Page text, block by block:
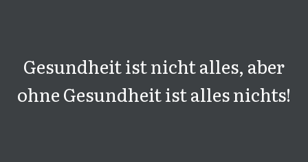
Gesundheit ist nicht alles, aber
ohne Gesundheit ist alles nichts!